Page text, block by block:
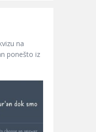
na
ponešto iz